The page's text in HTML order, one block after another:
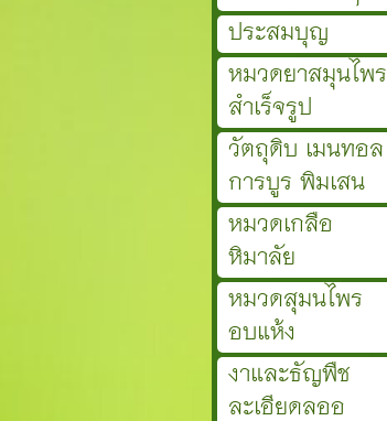
ประสมบุญ
หมวดยาสมุนไพร
สำเร็จรูป
วัตถุดิบ เมนทอล
การบูร พิมเสน
หมวดเกลือ
หิมาลัย
หมวดสุมนไพร
อบแห้ง
งาและธัญพืช
ละเอียดลออ